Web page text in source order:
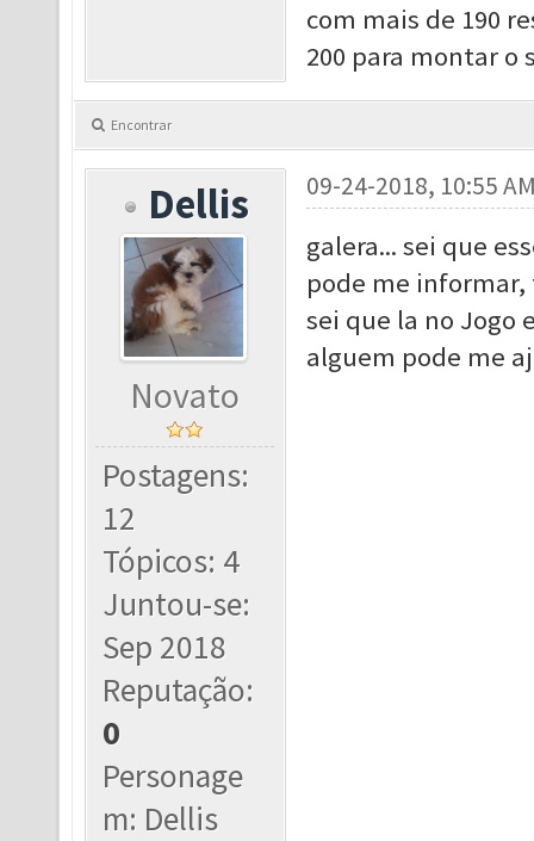
com mais de 190
200 para montar o
Encontrar
Dellis
Novato
Postagens:
12
Tópicos: 4
Juntou-se:
Sep 2018
Reputação:
0
Personage
m: Dellis
09-24-2018, 10:55
galera... sei que
pode me informar,
sei que la no Jogo
alguem pode me